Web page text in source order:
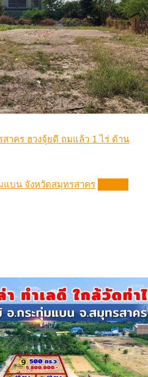
าคร ฮวงจุ้ยดี ถมแล้ว 1 ไร่ ด้าน
แบน จังหวัดสมุทรสาคร